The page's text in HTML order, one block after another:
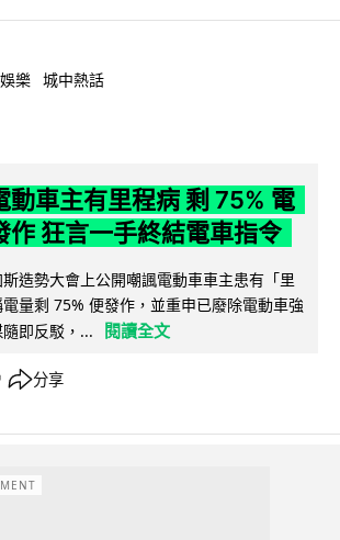
樂 城中熱話
動車主有里程病 剩 75% 電
作 狂言一手終結電車指令
造勢大會上公開嘲諷電動車車主患有「里
量剩 75% 便發作，並重申已廢除電動車強
即反駁，...
閱讀全文
分享